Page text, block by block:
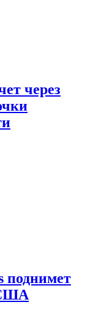
через
поднимет